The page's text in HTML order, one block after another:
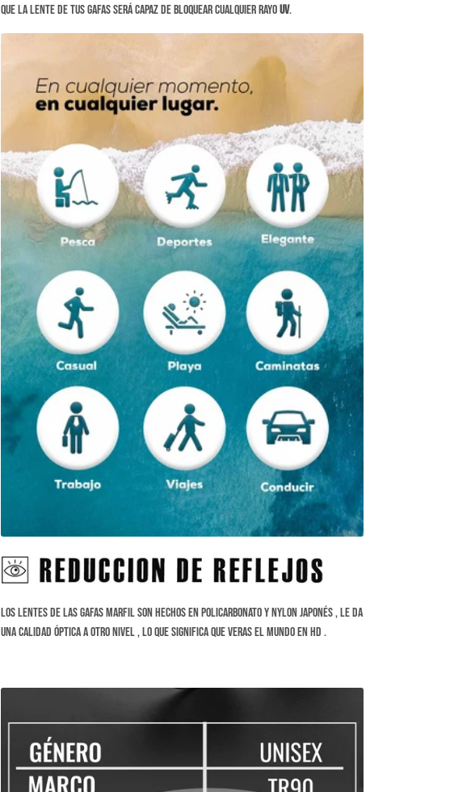
que la lente de tus gafas será capaz de bloquear cualquier rayoUV.
Los lentes de las gafas Marfil son hechos en Policarbonato y Nylon Japonés , le da
una calidad óptica a otro nivel , lo que significa que veras el mundo en HD .